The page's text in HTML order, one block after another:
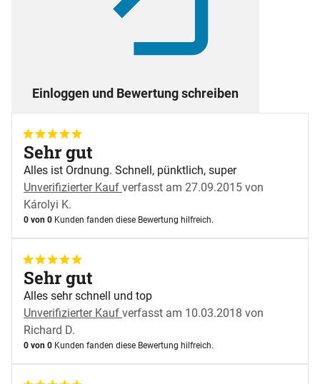
Einloggen und Bewertung schreiben
5 von 5
Sehr gut
Alles ist Ordnung. Schnell, pünktlich, super
Unverifizierter Kauf verfasst am 27.09.2015 von
Károlyi K.
0 von 0 Kunden fanden diese Bewertung hilfreich.
5 von 5
Sehr gut
Alles sehr schnell und top
Unverifizierter Kauf verfasst am 10.03.2018 von
Richard D.
0 von 0 Kunden fanden diese Bewertung hilfreich.